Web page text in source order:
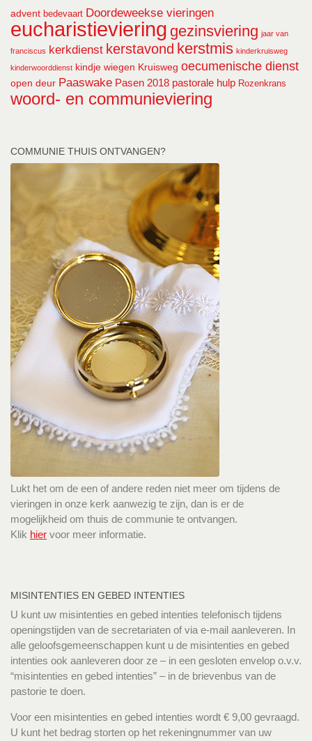
advent bedevaart Doordeweekse vieringen
eucharistieviering gezinsviering jaar van
franciscus kerkdienst kerstavond kerstmis kinderkruisweg
kinderwoorddienst kindje wiegen Kruisweg oecumenische dienst
open deur Paaswake Pasen 2018 pastorale hulp Rozenkrans
woord- en communieviering
COMMUNIE THUIS ONTVANGEN?
Lukt het om de een of andere reden niet meer om tijdens de
vieringen in onze kerk aanwezig te zijn, dan is er de
mogelijkheid om thuis de communie te ontvangen.
Klik hier voor meer informatie.
MISINTENTIES EN GEBED INTENTIES
U kunt uw misintenties en gebed intenties telefonisch tijdens
openingstijden van de secretariaten of via e-mail aanleveren. In
alle geloofsgemeenschappen kunt u de misintenties en gebed
intenties ook aanleveren door ze – in een gesloten envelop o.v.v.
“misintenties en gebed intenties” – in de brievenbus van de
pastorie te doen.
Voor een misintenties en gebed intenties wordt € 9,00 gevraagd.
U kunt het bedrag storten op het rekeningnummer van uw